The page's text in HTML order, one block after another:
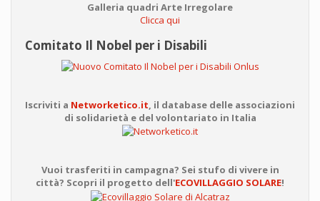
Galleria quadri Arte Irregolare
Clicca qui
Comitato Il Nobel per i Disabili
Iscriviti a Networketico.it , il database delle associazioni
di solidarietà e del volontariato in Italia
Vuoi trasferiti in campagna? Sei stufo di vivere in
città? Scopri il progetto dell'ECOVILLAGGIO SOLARE!